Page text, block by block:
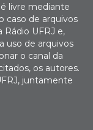
livre mediante
caso de arquivos
Rádio UFRJ e,
uso de arquivos
o canal da
os autores.
juntamente